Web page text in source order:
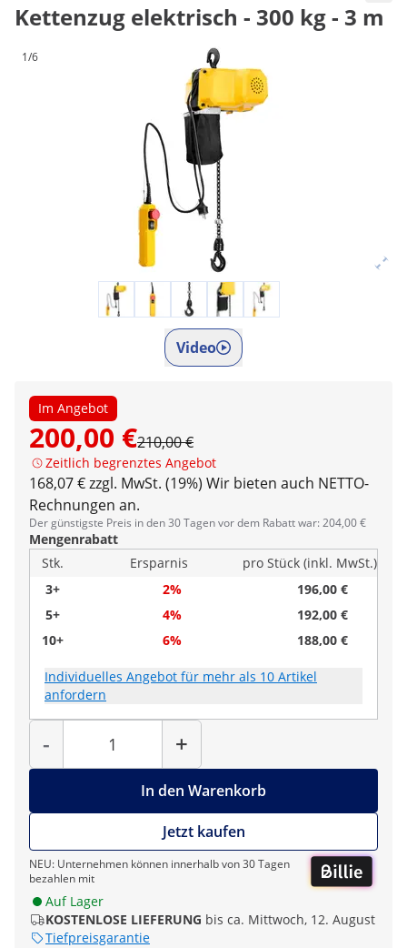
Kettenzug elektrisch - 300 kg - 3 m
1/6
Video
Im Angebot
200,00 €210,00 €
Zeitlich begrenztes Angebot
168,07 € zzgl. MwSt. (19%) Wir bieten auch NETTO-
Rechnungen an.
Der günstigste Preis in den 30 Tagen vor dem Rabatt war: 204,00 €
Mengenrabatt
Stk.
Ersparnis
pro Stück (inkl. MwSt.)
3+
2%
196,00 €
5+
4%
192,00 €
10+
6% 188,00 €
Individuelles Angebot für mehr als 10 Artikel
anfordern
-
Menge
+
In den Warenkorb
Jetzt kaufen
NEU: Unternehmen können innerhalb von 30 Tagen
bezahlen mit
Auf Lager
KOSTENLOSE LIEFERUNG bis ca. Mittwoch, 12. August
Tiefpreisgarantie